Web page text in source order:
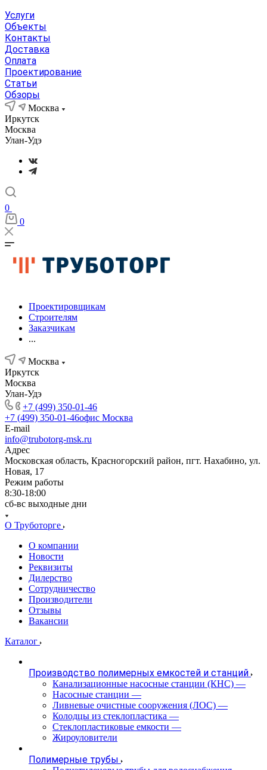
Услуги
Объекты
Контакты
Доставка
Оплата
Проектирование
Статьи
Обзоры
Москва
Иркутск
Москва
Улан-Удэ
0
0
Проектировщикам
Строителям
Заказчикам
...
Москва
Иркутск
Москва
Улан-Удэ
+7 (499) 350-01-46
+7 (499) 350-01-46офис Москва
E-mail
info@trubotorg-msk.ru
Адрес
Московская область, Красногорский район, пгт. Нахабино, ул.
Новая, 17
Режим работы
8:30-18:00
сб-вс выходные дни
О Труботорге
О компании
Новости
Реквизиты
Дилерство
Сотрудничество
Производители
Отзывы
Вакансии
Каталог
Производство полимерных емкостей и станций
Канализационные насосные станции (КНС) —
Насосные станции —
Ливневые очистные сооружения (ЛОС) —
Колодцы из стеклопластика —
Стеклопластиковые емкости —
Жироуловители
Полимерные трубы